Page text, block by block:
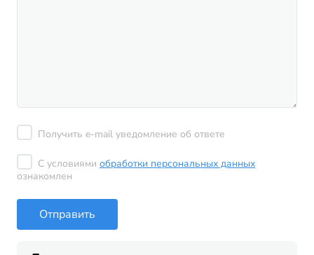
Получить e-mail уведомление об ответе
С условиями обработки персональных данных
ознакомлен
Отправить